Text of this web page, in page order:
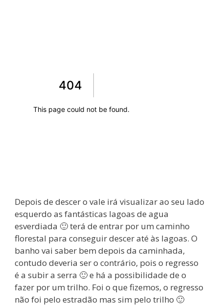
Depois de descer o vale irá visualizar ao seu lado
esquerdo as fantásticas lagoas de agua
esverdiada 🙂 terá de entrar por um caminho
florestal para conseguir descer até às lagoas. O
banho vai saber bem depois da caminhada,
contudo deveria ser o contrário, pois o regresso
é a subir a serra 🙂 e há a possibilidade de o
fazer por um trilho. Foi o que fizemos, o regresso
não foi pelo estradão mas sim pelo trilho 🙂